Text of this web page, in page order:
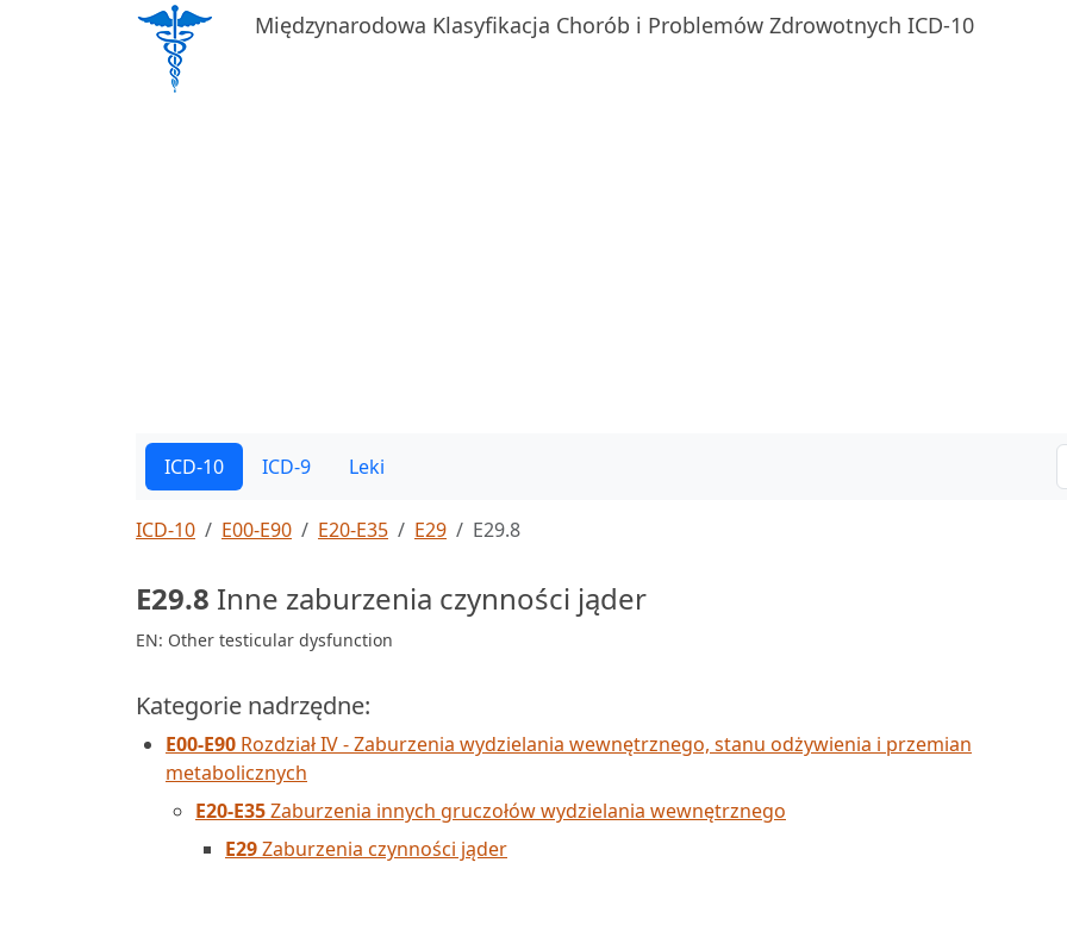
Międzynarodowa Klasyfikacja Chorób i Problemów Zdrowotnych ICD-10
ICD-10 ICD-9 Leki
ICD-10 E00-E90 E20-E35 E29 E29.8
E29.8 Inne zaburzenia czynności jąder
EN: Other testicular dysfunction
Kategorie nadrzędne:
E00-E90 Rozdział IV - Zaburzenia wydzielania wewnętrznego, stanu odżywienia i przemian
metabolicznych
E20-E35Zaburzenia innych gruczołów wydzielania wewnętrznego
E29Zaburzenia czynności jąder